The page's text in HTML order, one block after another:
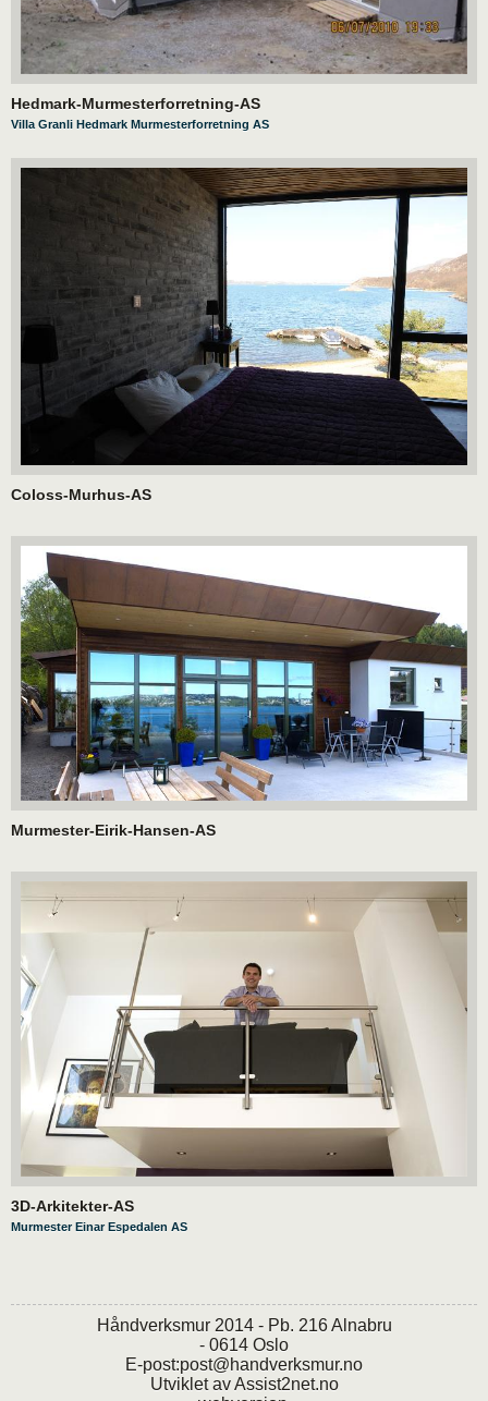
Hedmark-Murmesterforretning-AS
Villa Granli Hedmark Murmesterforretning AS
Coloss-Murhus-AS
Murmester-Eirik-Hansen-AS
3D-Arkitekter-AS
Murmester Einar Espedalen AS
Håndverksmur 2014 - Pb. 216 Alnabru
- 0614 Oslo
E-post:post@handverksmur.no
Utviklet avAssist2net.no